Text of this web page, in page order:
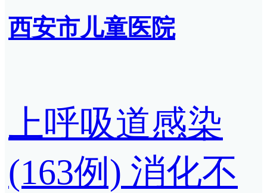
西安市儿童医院
上呼吸道感染
(163例) 消化不